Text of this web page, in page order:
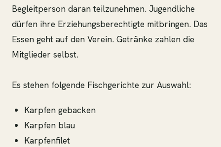
Begleitperson daran teilzunehmen. Jugendliche
dürfen ihre Erziehungsberechtigte mitbringen. Das
Essen geht auf den Verein. Getränke zahlen die
Mitglieder selbst.
Es stehen folgende Fischgerichte zur Auswahl:
Karpfen gebacken
Karpfen blau
Karpfenfilet